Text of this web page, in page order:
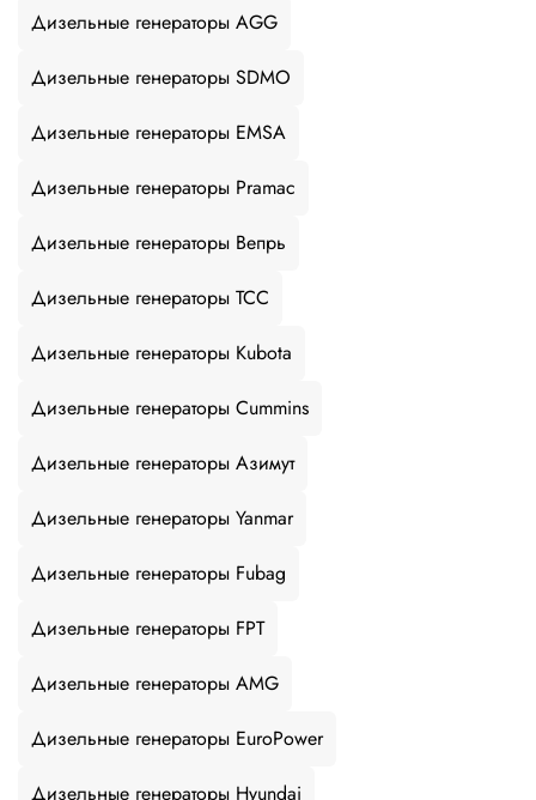
Дизельные генераторы AGG
Дизельные генераторы SDMO
Дизельные генераторы EMSA
Дизельные генераторы Pramac
Дизельные генераторы Вепрь
Дизельные генераторы ТСС
Дизельные генераторы Kubota
Дизельные генераторы Cummins
Дизельные генераторы Азимут
Дизельные генераторы Yanmar
Дизельные генераторы Fubag
Дизельные генераторы FPT
Дизельные генераторы AMG
Дизельные генераторы EuroPower
Дизельные генераторы Hyundai